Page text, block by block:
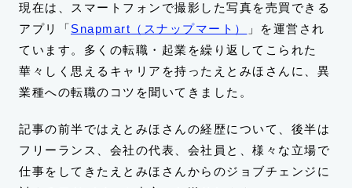
現在は、スマートフォンで撮影した写真を売買できる
アプリ「Snapmart（スナップマート）
」を運営され
ています。多くの転職・起業を繰り返してこられた
華々しく思えるキャリアを持ったえとみほさんに、異
業種への転職のコツを聞いてきました。
記事の前半ではえとみほさんの経歴について、後半は
フリーランス、会社の代表、会社員と、様々な立場で
仕事をしてきたえとみほさんからのジョブチェンジに